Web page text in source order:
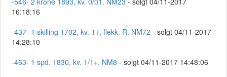
16:18:16
-437- 1 skilling 1702, kv. 1+, flekk. R. NM72 - solgt 04/11-2017
14:28:10
-463- 1 spd. 1830, kv. 1/1+. NM8 - solgt 04/11-2017 14:48:06